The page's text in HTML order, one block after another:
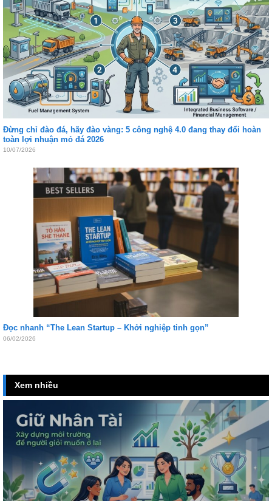
Đừng chỉ đào đá, hãy đào vàng: 5 công nghệ 4.0 đang thay đổi hoàn
toàn lợi nhuận mỏ đá 2026
10/07/2026
Đọc nhanh “The Lean Startup – Khởi nghiệp tinh gọn”
06/02/2026
Xem nhiều